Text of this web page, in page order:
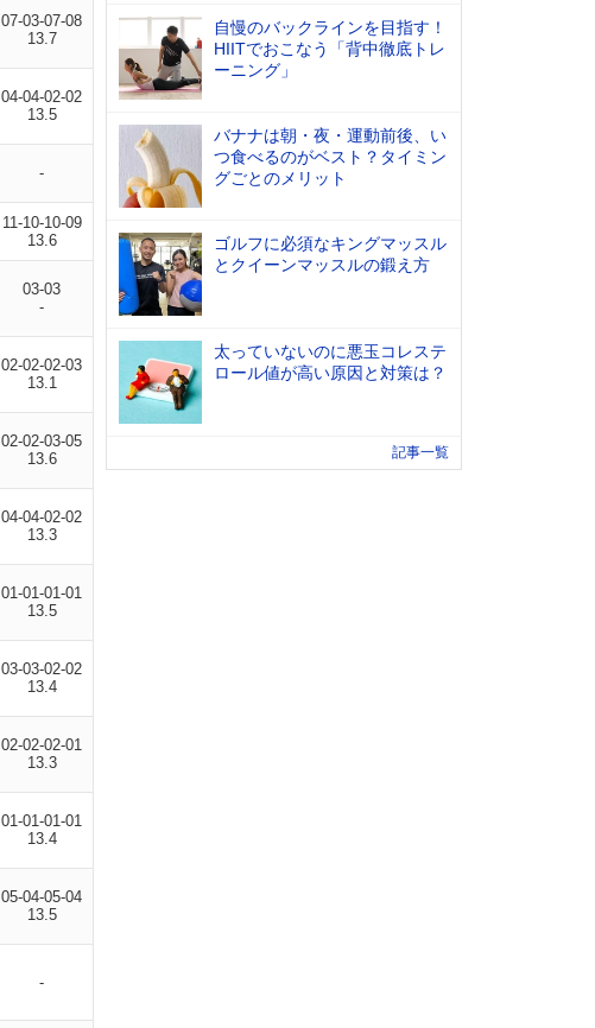
07-03-07-08
13.7
04-04-02-02
13.5
-
11-10-10-09
13.6
03-03
-
02-02-02-03
13.1
02-02-03-05
13.6
04-04-02-02
13.3
01-01-01-01
13.5
03-03-02-02
13.4
02-02-02-01
13.3
01-01-01-01
13.4
05-04-05-04
13.5
-
自慢のバックラインを目指す！
HIITでおこなう「背中徹底トレ
ーニング」
バナナは朝・夜・運動前後、い
つ食べるのがベスト？タイミン
グごとのメリット
ゴルフに必須なキングマッスル
とクイーンマッスルの鍛え方
太っていないのに悪玉コレステ
ロール値が高い原因と対策は？
記事一覧